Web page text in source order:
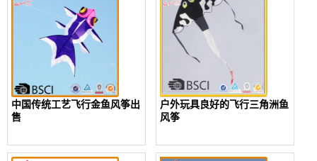
中国传统工艺飞行金鱼风筝出
售
户外玩具良好的飞行三角洲鱼
风筝